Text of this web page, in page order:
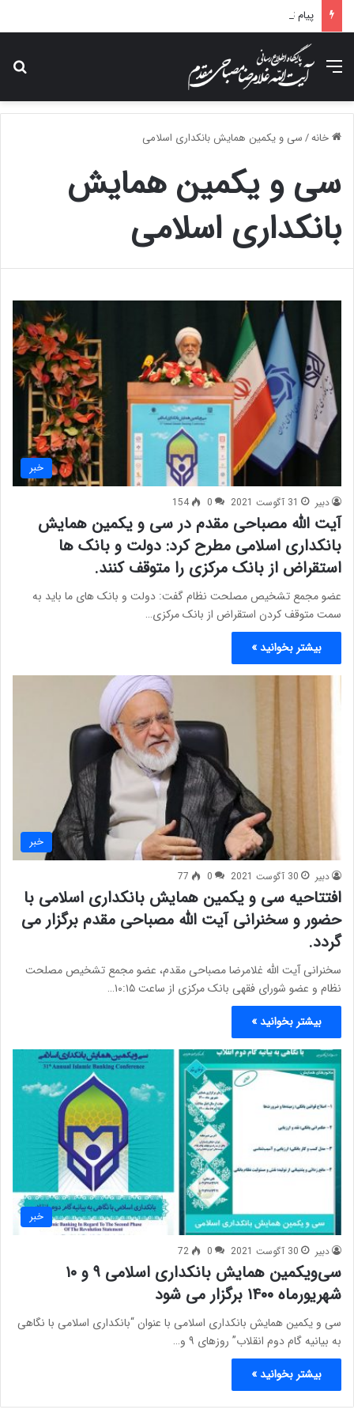
منو
خانه/سی و یکمین همایش بانکداری اسلامی
سی و یکمین همایش
بانکداری اسلامی
خبر
دبیر 31 آگوست 2021 0
154
آیت الله مصباحی مقدم در سی و یکمین همایش
بانکداری اسلامی مطرح کرد: دولت و بانک ها
استقراض از بانک مرکزی را متوقف کنند.
عضو مجمع تشخیص مصلحت نظام گفت: دولت و بانک های ما باید به
سمت متوقف کردن استقراض از بانک مرکزی…
بیشتر بخوانید »
خبر
دبیر 30 آگوست 2021 0
77
افتتاحیه سی و یکمین همایش بانکداری اسلامی با
حضور و سخنرانی آیت الله مصباحی مقدم برگزار می
گردد.
سخنرانی آیت الله غلامرضا مصباحی مقدم، عضو مجمع تشخیص مصلحت
نظام و عضو شورای فقهی بانک مرکزی از ساعت ۱۰:۱۵…
بیشتر بخوانید »
خبر
دبیر 30 آگوست 2021 0
72
سی‌ویکمین همایش بانکداری اسلامی ۹ و ۱۰
شهریورماه ۱۴۰۰ برگزار می شود
سی و یکمین همایش بانکداری اسلامی با عنوان “بانکداری اسلامی با نگاهی
به بیانیه گام دوم انقلاب” روزهای ۹ و…
بیشتر بخوانید »